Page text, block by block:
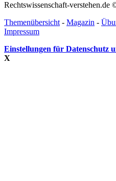
Rechtswissenschaft-
Themenübersicht - Magazin -
Impressum
Einstellungen für Datenschutz
X